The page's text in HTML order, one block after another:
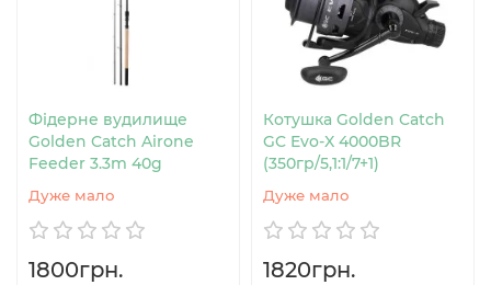
Фідерне вудилище
Golden Catch Airone
Feeder 3.3m 40g
Дуже мало
1800грн.
Котушка Golden Catch
GC Evo-X 4000BR
(350гр/5,1:1/7+1)
Дуже мало
1820грн.